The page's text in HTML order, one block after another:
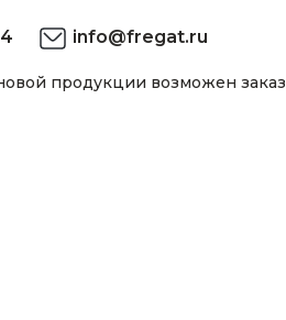
info@fregat.ru
продукции возможен заказ